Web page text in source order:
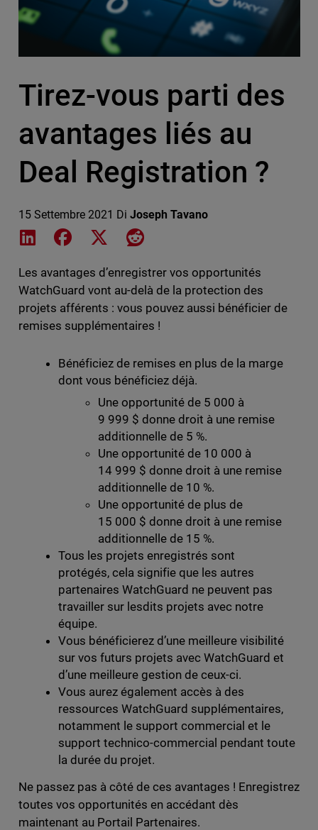
Tirez-vous parti des
avantages liés au
Deal Registration ?
15 Settembre 2021 Di Joseph Tavano
Share on LinkedIn
Share on Facebook
Share on XShare on Reddit
Les avantages d’enregistrer vos opportunités
WatchGuard vont au-delà de la protection des
projets afférents : vous pouvez aussi bénéficier de
remises supplémentaires !
Bénéficiez de remises en plus de la marge
dont vous bénéficiez déjà.
Une opportunité de 5 000 à
9 999 $ donne droit à une remise
additionnelle de 5 %.
Une opportunité de 10 000 à
14 999 $ donne droit à une remise
additionnelle de 10 %.
Une opportunité de plus de
15 000 $ donne droit à une remise
additionnelle de 15 %.
Tous les projets enregistrés sont
protégés, cela signifie que les autres
partenaires WatchGuard ne peuvent pas
travailler sur lesdits projets avec notre
équipe.
Vous bénéficierez d’une meilleure visibilité
sur vos futurs projets avec WatchGuard et
d’une meilleure gestion de ceux-ci.
Vous aurez également accès à des
ressources WatchGuard supplémentaires,
notamment le support commercial et le
support technico-commercial pendant toute
la durée du projet.
Ne passez pas à côté de ces avantages ! Enregistrez
toutes vos opportunités en accédant dès
maintenant au Portail Partenaires.